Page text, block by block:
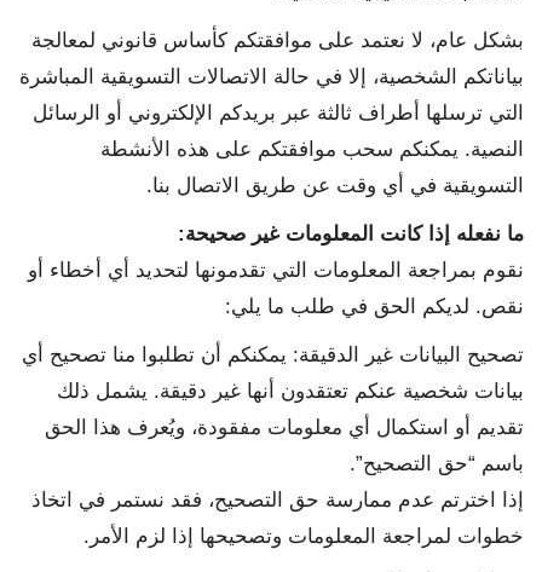
بشكل عام، لا نعتمد على موافقتكم كأساس قانوني لمعالجة
بياناتكم الشخصية، إلا في حالة الاتصالات التسويقية المباشرة
التي ترسلها أطراف ثالثة عبر بريدكم الإلكتروني أو الرسائل
النصية. يمكنكم سحب موافقتكم على هذه الأنشطة
التسويقية في أي وقت عن طريق الاتصال بنا.
ما نفعله إذا كانت المعلومات غير صحيحة:
نقوم بمراجعة المعلومات التي تقدمونها لتحديد أي أخطاء أو
نقص. لديكم الحق في طلب ما يلي:
تصحيح البيانات غير الدقيقة: يمكنكم أن تطلبوا منا تصحيح أي
بيانات شخصية عنكم تعتقدون أنها غير دقيقة. يشمل ذلك
تقديم أو استكمال أي معلومات مفقودة، ويُعرف هذا الحق
باسم “حق التصحيح”.
إذا اخترتم عدم ممارسة حق التصحيح، فقد نستمر في اتخاذ
خطوات لمراجعة المعلومات وتصحيحها إذا لزم الأمر.